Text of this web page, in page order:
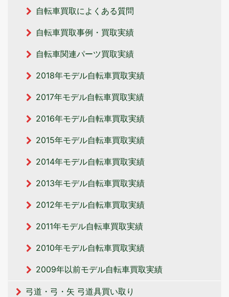
自転車買取によくある質問
自転車買取事例・買取実績
自転車関連パーツ買取実績
2018年モデル自転車買取実績
2017年モデル自転車買取実績
2016年モデル自転車買取実績
2015年モデル自転車買取実績
2014年モデル自転車買取実績
2013年モデル自転車買取実績
2012年モデル自転車買取実績
2011年モデル自転車買取実績
2010年モデル自転車買取実績
2009年以前モデル自転車買取実績
弓道・弓・矢 弓道具買い取り